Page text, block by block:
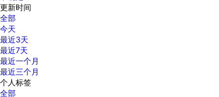
更新时间
全部
今天
最近3天
最近7天
最近一个月
最近三个月
个人标签
全部